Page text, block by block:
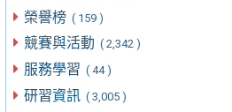
榮譽榜 ( 159 )
競賽與活動 ( 2,342 )
服務學習 ( 44 )
研習資訊 ( 3,005 )